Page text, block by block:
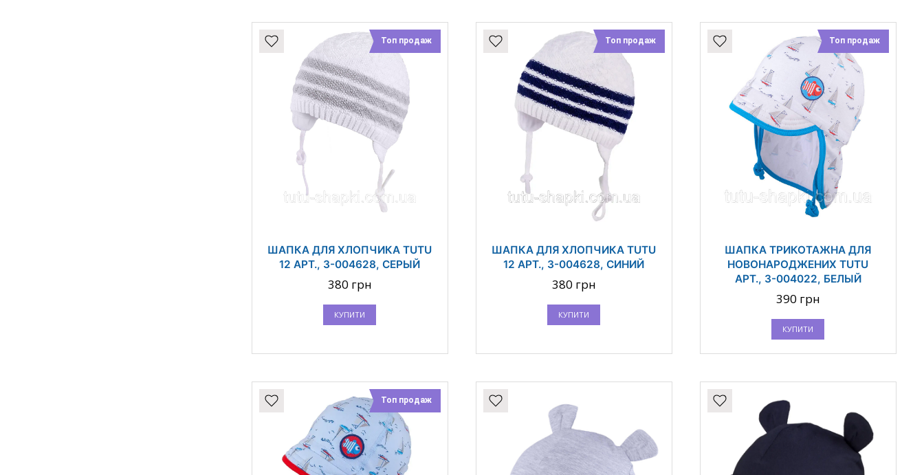
Топ продаж
ШАПКА ДЛЯ ХЛОПЧИКА TUTU
12 АРТ., 3-004628, СЕРЫЙ
380 грн
КУПИТИ
Топ продаж
ШАПКА ДЛЯ ХЛОПЧИКА TUTU
12 АРТ., 3-004628, СИНИЙ
380 грн
КУПИТИ
Топ продаж
ШАПКА ТРИКОТАЖНА ДЛЯ
НОВОНАРОДЖЕНИХ TUTU
АРТ., 3-004022, БЕЛЫЙ
390 грн
КУПИТИ
Топ продаж